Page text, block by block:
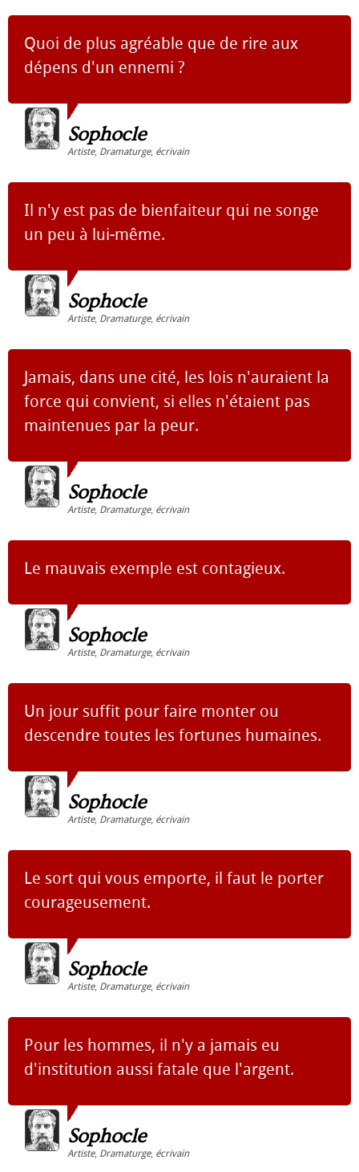
Quoi de plus agréable que de rire aux
dépens d'un ennemi ?
Sophocle
Artiste, Dramaturge, écrivain
Il n'y est pas de bienfaiteur qui ne songe
un peu à lui-même.
Sophocle
Artiste, Dramaturge, écrivain
Jamais, dans une cité, les lois n'auraient la
force qui convient, si elles n'étaient pas
maintenues par la peur.
Sophocle
Artiste, Dramaturge, écrivain
Le mauvais exemple est contagieux.
Sophocle
Artiste, Dramaturge, écrivain
Un jour suffit pour faire monter ou
descendre toutes les fortunes humaines.
Sophocle
Artiste, Dramaturge, écrivain
Le sort qui vous emporte, il faut le porter
courageusement.
Sophocle
Artiste, Dramaturge, écrivain
Pour les hommes, il n'y a jamais eu
d'institution aussi fatale que l'argent.
Sophocle
Artiste, Dramaturge, écrivain